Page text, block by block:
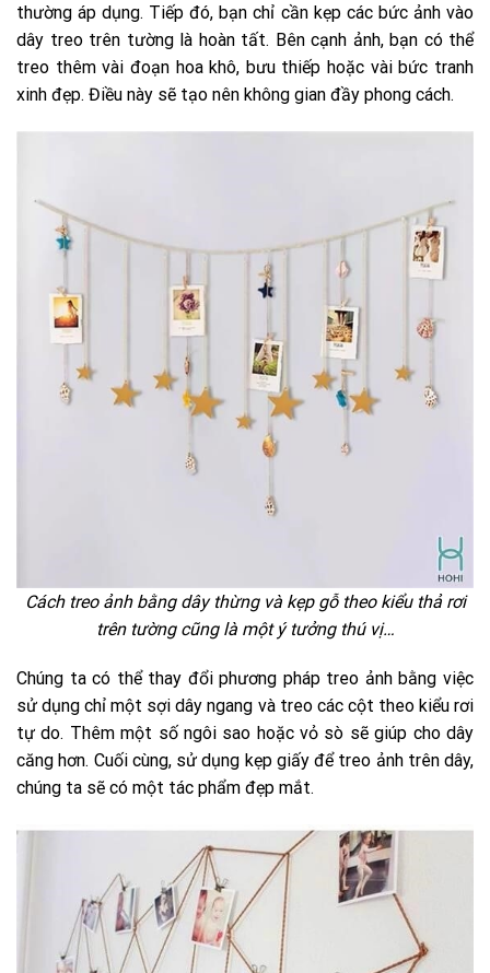
thường áp dụng. Tiếp đó, bạn chỉ cần kẹp các bức ảnh vào
dây treo trên tường là hoàn tất. Bên cạnh ảnh, bạn có thể
treo thêm vài đoạn hoa khô, bưu thiếp hoặc vài bức tranh
xinh đẹp. Điều này sẽ tạo nên không gian đầy phong cách.
Cách treo ảnh bằng dây thừng và kẹp gỗ theo kiểu thả rơi
trên tường cũng là một ý tưởng thú vị…
Chúng ta có thể thay đổi phương pháp treo ảnh bằng việc
sử dụng chỉ một sợi dây ngang và treo các cột theo kiểu rơi
tự do. Thêm một số ngôi sao hoặc vỏ sò sẽ giúp cho dây
căng hơn. Cuối cùng, sử dụng kẹp giấy để treo ảnh trên dây,
chúng ta sẽ có một tác phẩm đẹp mắt.